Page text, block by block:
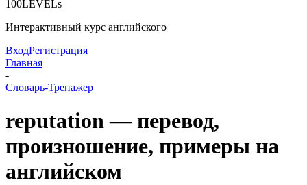
100LEVELs
Интерактивный курс английского
ВходРегистрация
Главная
-
Словарь-Тренажер
reputation — перевод,
произношение, примеры на
английском